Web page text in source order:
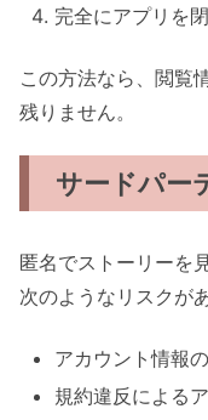
完全にアプリを
この方法なら、閲覧
残りません。
サードパー
匿名でストーリーを
次のようなリスクが
アカウント情報
規約違反による